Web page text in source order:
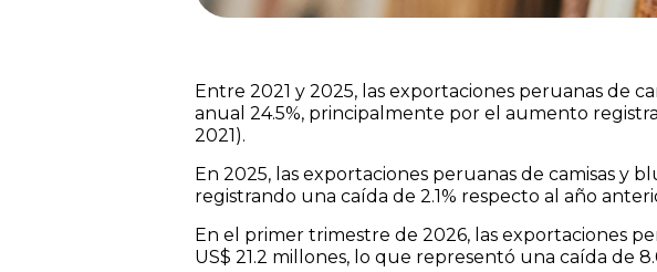
Entre 2021 y 2025, las exportaciones peruanas de
anual 24.5%, principalmente por el aumento
2021).
En 2025, las exportaciones peruanas de camisas y
registrando una caída de 2.1% respecto al año
En el primer trimestre de 2026, las exportaciones
US$ 21.2 millones, lo que representó una caída de